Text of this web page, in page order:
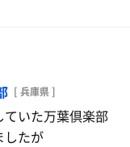
[ 兵庫県 ]
いた万葉倶楽部
したが